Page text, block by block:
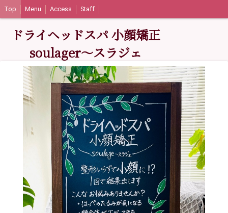
Top Menu Access Staff
ドライヘッドスパ 小顔矯正
soulager〜スラジェ